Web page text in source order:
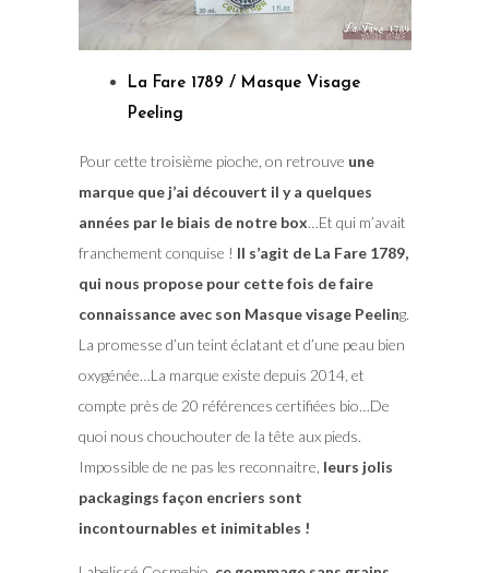
La Fare 1789 / Masque Visage
Peeling
Pour cette troisième pioche, on retrouve une
marque que j’ai découvert il y a quelques
années par le biais de notre box…Et qui m’avait
franchement conquise ! Il s’agit de La Fare 1789,
qui nous propose pour cette fois de faire
connaissance avec son Masque visage Peeling.
La promesse d’un teint éclatant et d’une peau bien
oxygénée…La marque existe depuis 2014, et
compte près de 20 références certifiées bio…De
quoi nous chouchouter de la tête aux pieds.
Impossible de ne pas les reconnaitre, leurs jolis
packagings façon encriers sont
incontournables et inimitables !